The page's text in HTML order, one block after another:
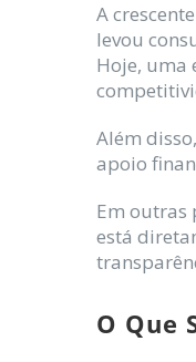
A
levou
Hoje, uma
Além
apoio
Em outras
está
O Que